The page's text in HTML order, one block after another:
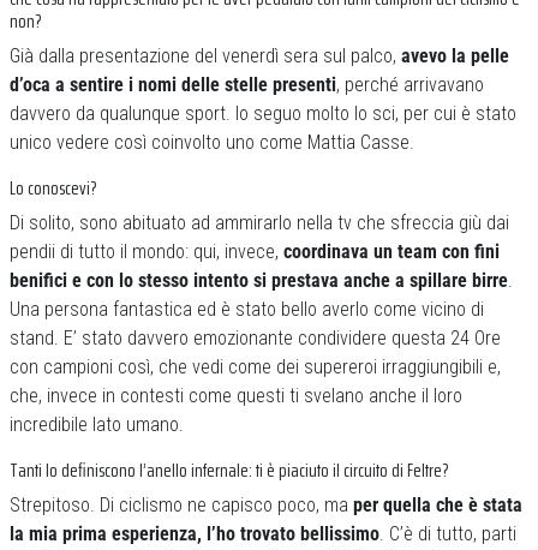
non?
Già dalla presentazione del venerdì sera sul palco, avevo la pelle
d’oca a sentire i nomi delle stelle presenti, perché arrivavano
davvero da qualunque sport. Io seguo molto lo sci, per cui è stato
unico vedere così coinvolto uno come Mattia Casse.
Lo conoscevi?
Di solito, sono abituato ad ammirarlo nella tv che sfreccia giù dai
pendii di tutto il mondo: qui, invece, coordinava un team con fini
benifici e con lo stesso intento si prestava anche a spillare birre.
Una persona fantastica ed è stato bello averlo come vicino di
stand. E’ stato davvero emozionante condividere questa 24 Ore
con campioni così, che vedi come dei supereroi irraggiungibili e,
che, invece in contesti come questi ti svelano anche il loro
incredibile lato umano.
Tanti lo definiscono l’anello infernale: ti è piaciuto il circuito di Feltre?
Strepitoso. Di ciclismo ne capisco poco, ma per quella che è stata
la mia prima esperienza, l’ho trovato bellissimo. C’è di tutto, parti